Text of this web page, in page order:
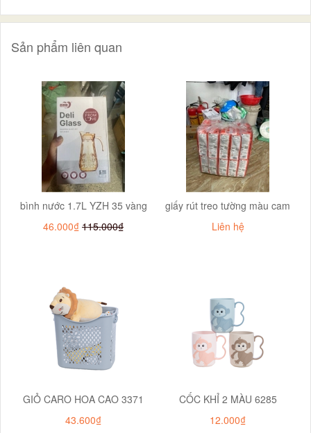
Sản phẩm liên quan
bình nước 1.7L YZH 35 vàng
46.000₫ 115.000₫
giấy rút treo tường màu cam
Liên hệ
GIỎ CARO HOA CAO 3371
43.600₫
CỐC KHỈ 2 MÀU 6285
12.000₫